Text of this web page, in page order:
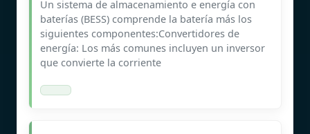
Un sistema de almacenamiento e energía con
baterías (BESS) comprende la batería más los
siguientes componentes:Convertidores de
energía: Los más comunes incluyen un inversor
que convierte la corriente